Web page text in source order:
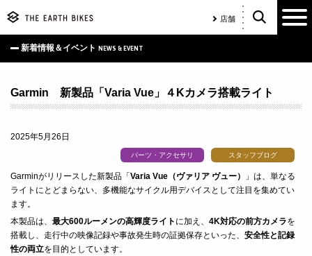
店舗
新着情報＆イベント NEWS & EVENT
Garmin 新製品「Varia Vue」４Kカメラ搭載ライト
2025年5月26日
パーツ・アクセサリ スタッフブログ
Garminがリリースした新製品「 Varia Vue（ヴァリア ヴュー）
」は、単なる
ライトにとどまらない、多機能なサイクル用デバイスとして注目を集めてい
ます。
本製品は、 最大600ルーメンの高輝度ライト に加え、 4K対応の前方カメラを
搭載し、走行中の映像記録や事故発生時の証拠保存といった、 安全性と記録
性の両立を目的としています。